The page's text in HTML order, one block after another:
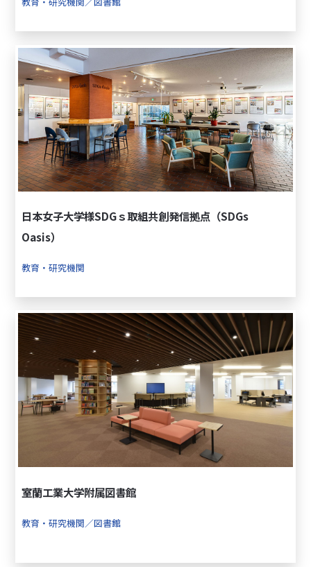
日本女子大学様SDGｓ取組共創発信拠点（SDGs
Oasis）
教育・研究機関
室蘭工業大学附属図書館
教育・研究機関／図書館